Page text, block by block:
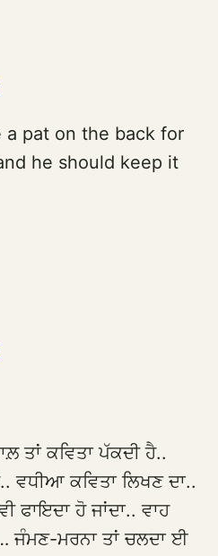
a pat on the back for
he should keep it
ਤਾਂ ਕਵਿਤਾ ਪੱਕਦੀ ਹੈ..
ਵਧੀਆ ਕਵਿਤਾ ਲਿਖਣ ਦਾ..
ਫਾਇਦਾ ਹੋ ਜਾਂਦਾ.. ਵਾਹ
ਜੰਮਣ-ਮਰਨਾ ਤਾਂ ਚਲਦਾ ਈ